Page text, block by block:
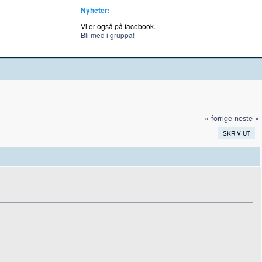
Nyheter:
Vi er også på facebook.
Bli med i gruppa!
« forrige neste »
SKRIV UT